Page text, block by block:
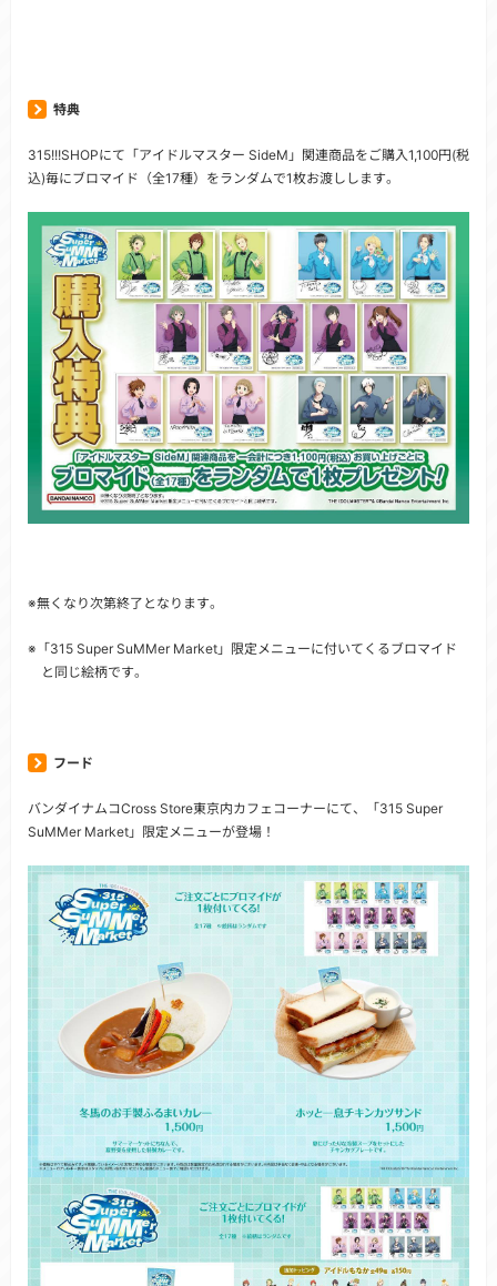
特典
315!!!SHOPにて「アイドルマスター SideM」関連商品をご購入1,100円(税
込)毎にブロマイド（全17種）をランダムで1枚お渡しします。
※無くなり次第終了となります。
※「315 Super SuMMer Market」限定メニューに付いてくるブロマイド
と同じ絵柄です。
フード
バンダイナムコCross Store東京内カフェコーナーにて、「315 Super
SuMMer Market」限定メニューが登場！